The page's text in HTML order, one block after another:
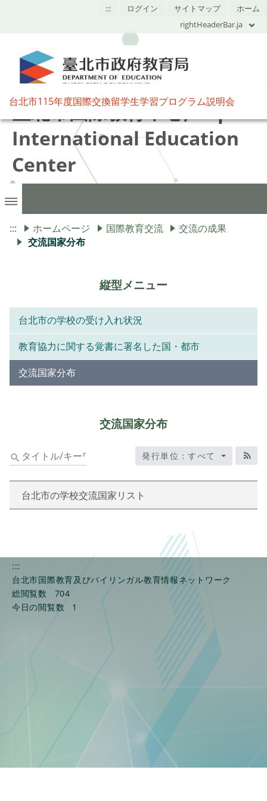
::: ログイン サイトマップ
ホーム
rightHeaderBar.ja
臺北市國際教育中心,Taipei
International Education
Center
台北市115年度国際交換留学生学習プログラム説明会
::: ホームページ 国際教育交流
交流の成果
交流国家分布
縦型メニュー
台北市の学校の受け入れ状況
教育協力に関する覚書に署名した国・都市
交流国家分布
交流国家分布
標
題/
關
字
発行単位：すべて
RSS
台北市の学校交流国家リスト
:::
台北市国際教育及びバイリンガル教育情報ネットワーク
総閲覧数
704
今日の閲覧数
1